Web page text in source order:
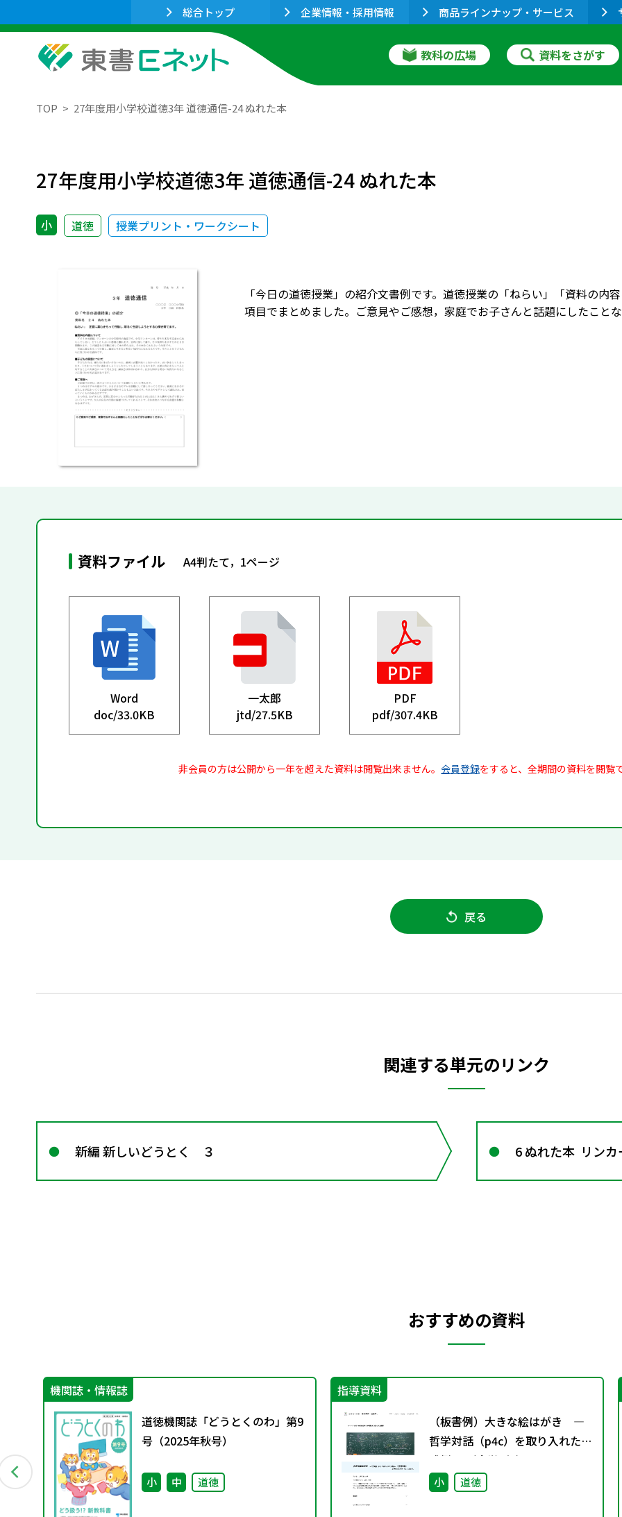
総合トップ 企業情報・採用情報 商品ラインナップ・サービス
教科の広場 資料をさがす
TOP 27年度用小学校道徳3年 道徳通信-24 ぬれた本
27年度用小学校道徳3年 道徳通信-24 ぬれた本
小 道徳 授業プリント・ワークシート
「今日の道徳授業」の紹介文書例です。道徳授業の「ねらい」「資料の
項目でまとめました。ご意見やご感想，家庭でお子さんと話題にしたこと
資料ファイル A4判たて，1ページ
Word
doc/33.0KB
一太郎
jtd/27.5KB
PDF
pdf/307.4KB
非会員の方は公開から一年を超えた資料は閲覧出来ません。 会員登録をすると、全期間の資料を閲覧
戻る
関連する単元のリンク
新編 新しいどうとく ３ 6 ぬれた本 ―― リン
おすすめの資料
機関誌・情報誌
道徳機関誌「どうとくのわ」第9
号（2025年秋号）
小 中 道徳
指導資料
（板書例）大きな絵はがき ―
哲学対話（p4c）を取り入れた実
践例― （小学4年）
小 道徳